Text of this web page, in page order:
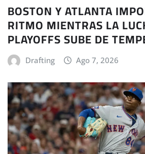
BOSTON Y ATLANTA
RITMO MIENTRAS LA
PLAYOFFS SUBE DE
Drafting Ago 7, 2026